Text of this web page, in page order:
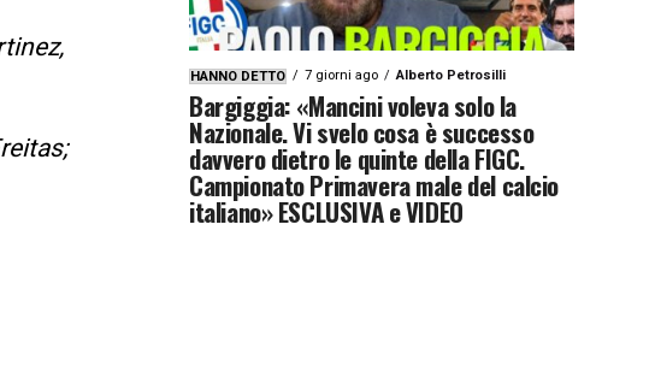
HANNO DETTO 7 giorni ago Alberto Petrosilli
Bargiggia: «Mancini voleva solo la
Nazionale. Vi svelo cosa è successo
davvero dietro le quinte della FIGC.
Campionato Primavera male del calcio
italiano» ESCLUSIVA e VIDEO